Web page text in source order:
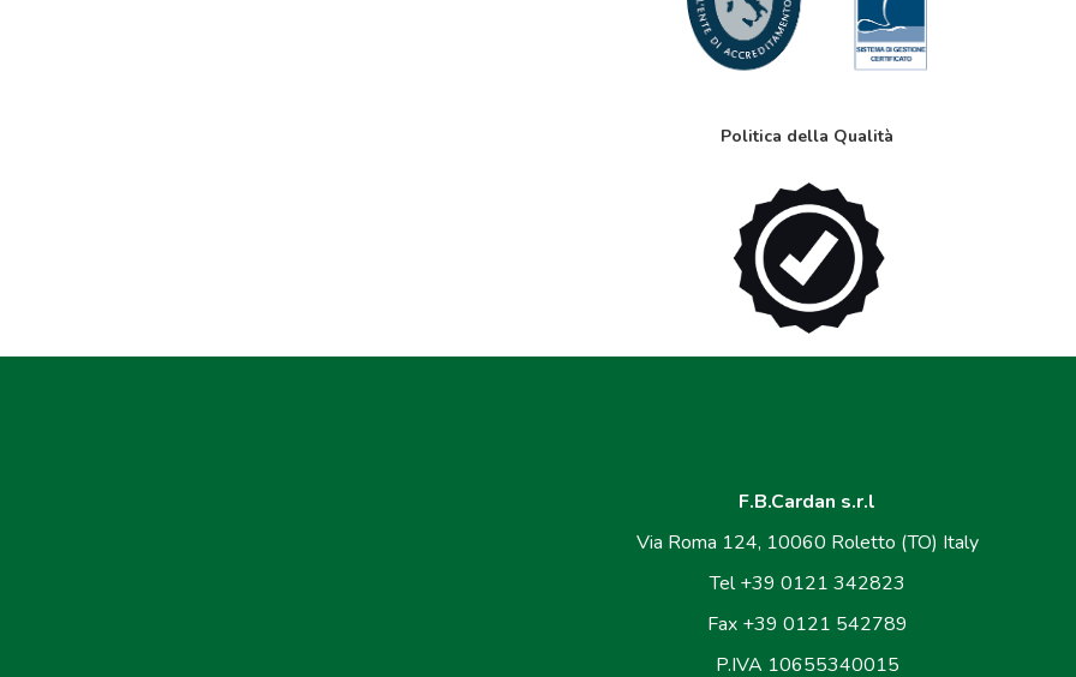
Politica della Qualità
F.B.Cardan s.r.l
Via Roma 124, 10060 Roletto (TO) Italy
Tel +39 0121 342823
Fax +39 0121 542789
P.IVA 10655340015